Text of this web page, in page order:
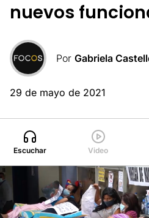
nuevos
Por Gabriela
29 de mayo de 2021
Escuchar Video